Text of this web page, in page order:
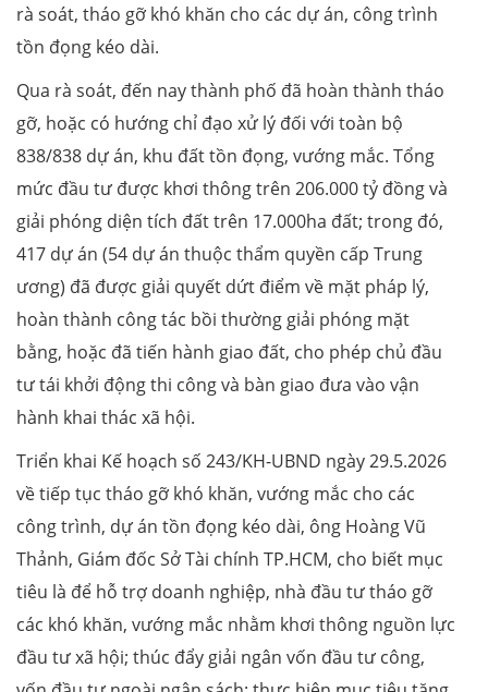
rà soát, tháo gỡ khó khăn cho các dự án, công trình
tồn đọng kéo dài.
Qua rà soát, đến nay thành phố đã hoàn thành tháo
gỡ, hoặc có hướng chỉ đạo xử lý đối với toàn bộ
838/838 dự án, khu đất tồn đọng, vướng mắc. Tổng
mức đầu tư được khơi thông trên 206.000 tỷ đồng và
giải phóng diện tích đất trên 17.000ha đất; trong đó,
417 dự án (54 dự án thuộc thẩm quyền cấp Trung
ương) đã được giải quyết dứt điểm về mặt pháp lý,
hoàn thành công tác bồi thường giải phóng mặt
bằng, hoặc đã tiến hành giao đất, cho phép chủ đầu
tư tái khởi động thi công và bàn giao đưa vào vận
hành khai thác xã hội.
Triển khai Kế hoạch số 243/KH-UBND ngày 29.5.2026
về tiếp tục tháo gỡ khó khăn, vướng mắc cho các
công trình, dự án tồn đọng kéo dài, ông Hoàng Vũ
Thảnh, Giám đốc Sở Tài chính TP.HCM, cho biết mục
tiêu là để hỗ trợ doanh nghiệp, nhà đầu tư tháo gỡ
các khó khăn, vướng mắc nhằm khơi thông nguồn lực
đầu tư xã hội; thúc đẩy giải ngân vốn đầu tư công,